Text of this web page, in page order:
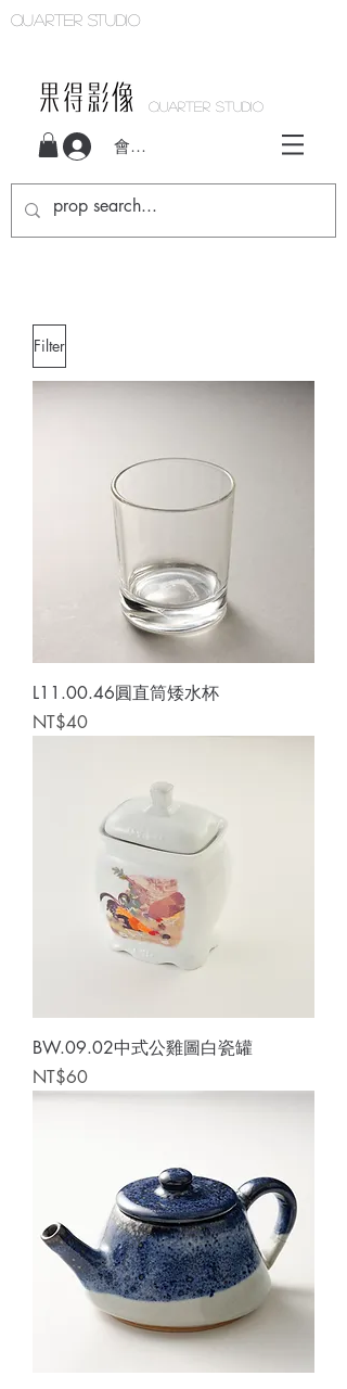
Quarter studio
會員登入
QUARTER STUDIO
Filter
L11.00.46圓直筒矮水杯
Price
NT$40
BW.09.02中式公雞圖白瓷罐
Price
NT$60